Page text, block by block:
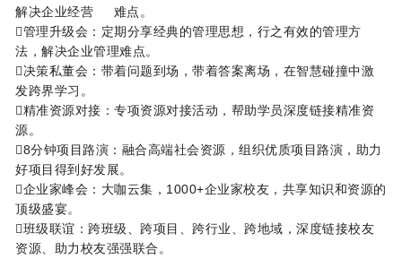
解决企业经营 难点。
管理升级会：定期分享经典的管理思想，行之有效的管理方
法，解决企业管理难点。
决策私董会：带着问题到场，带着答案离场，在智慧碰撞中激
发跨界学习。
精准资源对接：专项资源对接活动，帮助学员深度链接精准资
源。
8分钟项目路演：融合高端社会资源，组织优质项目路演，助力
好项目得到好发展。
企业家峰会：大咖云集，1000+企业家校友，共享知识和资源的
顶级盛宴。
班级联谊：跨班级、跨项目、跨行业、跨地域，深度链接校友
资源、助力校友强强联合。